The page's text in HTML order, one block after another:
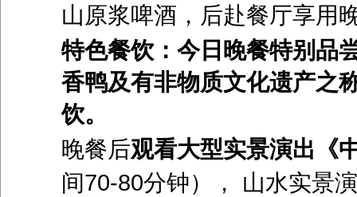
山原浆啤酒，后赴餐厅享用
特色餐饮：今日晚餐特别品
香鸭及有非物质文化遗产之
饮。
晚餐后观看大型实景演出《
间70-80分钟）， 山水实景